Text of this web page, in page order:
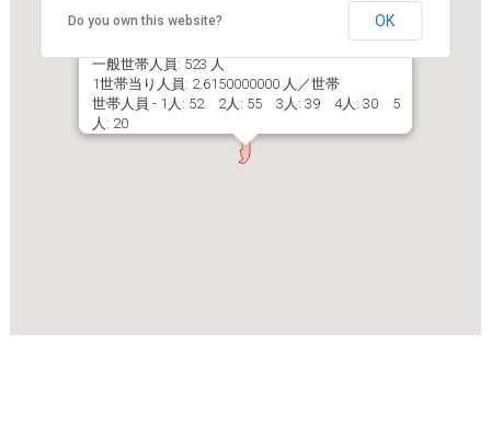
沖縄県那覇市首里当蔵町１丁目
一般世帯数（世帯人員６人以上含む）: 200 世帯
一般世帯人員: 523 人
1世帯当り人員: 2.6150000000 人／世帯
世帯人員 - 1人: 52 2人: 55 3人: 39 4人: 30 5
人: 20
Do you own this website? OK